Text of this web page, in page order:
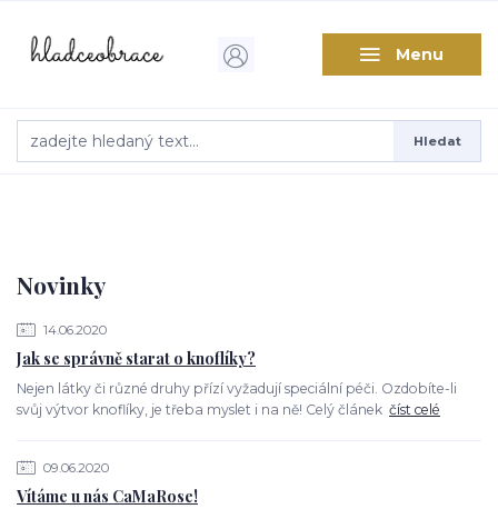
Menu
Hledat
Novinky
14.06.2020
Jak se správně starat o knoflíky?
Nejen látky či různé druhy přízí vyžadují speciální péči. Ozdobíte-li
svůj výtvor knoflíky, je třeba myslet i na ně! Celý článek číst celé
09.06.2020
Vítáme u nás CaMaRose!